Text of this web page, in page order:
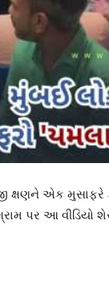
એક મુસાફરે
પર આ